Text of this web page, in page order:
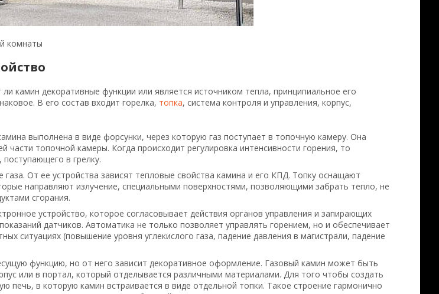
комнаты
камин декоративные функции или является источником тепла, принципиальное его
В его состав входит горелка, топка, система контроля и управления, корпус,
выполнена в виде форсунки, через которую газ поступает в топочную камеру. Она
части топочной камеры. Когда происходит регулировка интенсивности горения, то
поступающего в грелку.
газа. От ее устройства зависят тепловые свойства камина и его КПД. Топку оснащают
направляют излучение, специальными поверхностями, позволяющими забрать тепло, не
сгорания.
устройство, которое согласовывает действия органов управления и запирающих
датчиков. Автоматика не только позволяет управлять горением, но и обеспечивает
ситуациях (повышение уровня углекислого газа, падение давления в магистрали, падение
функцию, но от него зависит декоративное оформление. Газовый камин может быть
или в портал, который отделывается различными материалами. Для того чтобы создать
печь, в которую камин встраивается в виде отдельной топки. Такое строение гармонично